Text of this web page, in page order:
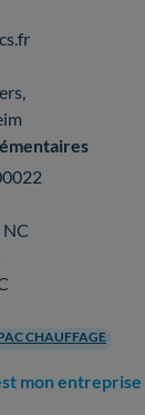
NC
CHAUFFAGE
mon entreprise